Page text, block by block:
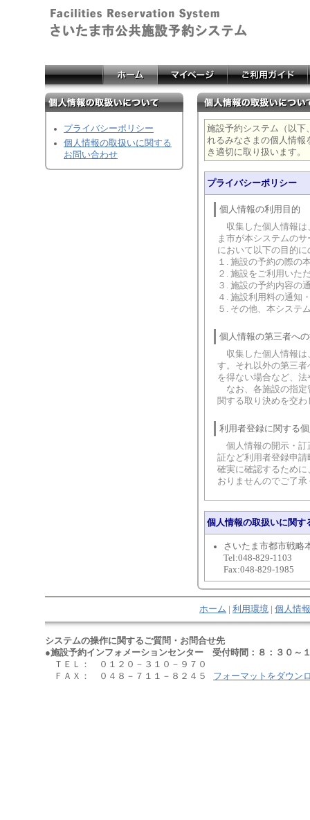
プライバシーポリシー
個人情報の取扱いに関する
お問い合わせ
施設予約システム（以下
れるみなさまの個人情報
き適切に取り扱います。
プライバシーポリシー
個人情報の利用目的
収集した個人情報は
ま市が本システムの
において以下の目的
１. 施設の予約の際の
２. 施設をご利用いた
３. 施設の予約内容の
４. 施設利用料の通知
５. その他、本システ
個人情報の第三者へ
収集した個人情報は
す。それ以外の第三
を得ない場合など、
なお、各施設の指定
関する取り決めを交
利用者登録に関する
個人情報の開示・訂
証など利用者登録申
確実に確認するため
おりませんのでご了承
個人情報の取扱いに関す
さいたま市都市戦略
Tel:048-829-1103
Fax:048-829-1985
ホーム 利用環境 個人情
システムの操作に関するご質問・お問合せ先
●施設予約インフォメーションセンター 受付時間：８：３０～
ＴＥＬ： ０１２０－３１０－９７０
ＦＡＸ： ０４８－７１１－８２４５
フォーマットをダウン